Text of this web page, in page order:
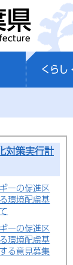
千葉県
くらし
対策実行計
ーの促進区
環境配慮基
ーの促進区
環境配慮基
る意見募集